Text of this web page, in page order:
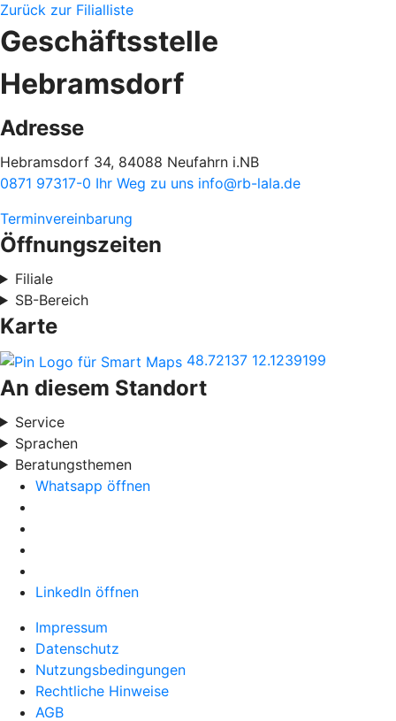
Zurück zur Filialliste
Geschäftsstelle
Hebramsdorf
Adresse
Hebramsdorf 34, 84088 Neufahrn i.NB
0871 97317-0 Ihr Weg zu uns info@rb-lala.de
Terminvereinbarung
Öffnungszeiten
Filiale
SB-Bereich
Karte
48.72137 12.1239199
An diesem Standort
Service
Sprachen
Beratungsthemen
Whatsapp öffnen
LinkedIn öffnen
Impressum
Datenschutz
Nutzungsbedingungen
Rechtliche Hinweise
AGB